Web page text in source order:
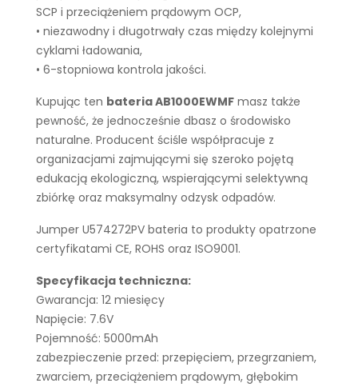
SCP i przeciążeniem prądowym OCP,
• niezawodny i długotrwały czas między kolejnymi
cyklami ładowania,
• 6-stopniowa kontrola jakości.
Kupując ten bateria AB1000EWMF masz także
pewność, że jednocześnie dbasz o środowisko
naturalne. Producent ściśle współpracuje z
organizacjami zajmującymi się szeroko pojętą
edukacją ekologiczną, wspierającymi selektywną
zbiórkę oraz maksymalny odzysk odpadów.
Jumper U574272PV bateria to produkty opatrzone
certyfikatami CE, ROHS oraz ISO9001.
Specyfikacja techniczna:
Gwarancja: 12 miesięcy
Napięcie: 7.6V
Pojemność: 5000mAh
zabezpieczenie przed: przepięciem, przegrzaniem,
zwarciem, przeciążeniem prądowym, głębokim